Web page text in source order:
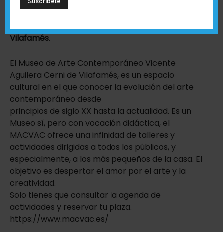
Vilafamés.
El Museo de Arte Contemporáneo Vicente
Aguilera Cerni de Vilafamés, es un espacio
cultural en el que conocer la evolución del arte
contemporáneo desde
principios de siglo XX hasta la actualidad. Es un
Museo sí, pero con vocación didáctica, el
MACVAC ofrece una infinidad de talleres y
actividades dirigidas a todos los públicos, y
especialmente, a los más pequeños de la casa. El
objetivo es despertar el amor por el arte y la
creatividad.
Solo tienes que consultar la agenda de
actividades y reservar tu plaza.
https://www.macvac.es/